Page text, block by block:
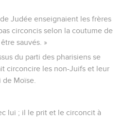
Judée enseignaient les frères
circoncis selon la coutume de
sauvés. »
du parti des pharisiens se
circoncire les non-Juifs et leur
Moïse.
lui ; il le prit et le circoncit à